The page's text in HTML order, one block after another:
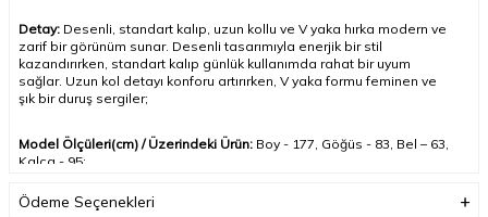
Detay: Desenli, standart kalıp, uzun kollu ve V yaka hırka modern ve
zarif bir görünüm sunar. Desenli tasarımıyla enerjik bir stil
kazandırırken, standart kalıp günlük kullanımda rahat bir uyum
sağlar. Uzun kol detayı konforu artırırken, V yaka formu feminen ve
şık bir duruş sergiler;
Model Ölçüleri(cm) / Üzerindeki Ürün: Boy - 177, Göğüs - 83, Bel – 63,
Kalça - 95;
Numune Beden:Modelimiz ürünün en küçük bedenini denemiştir;
Ödeme Seçenekleri